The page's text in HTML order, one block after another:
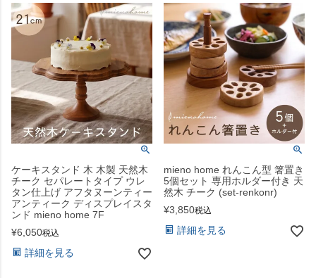
ケーキスタンド 木 木製 天然木
チーク セパレートタイプ ウレ
タン仕上げ アフタヌーンティー
アンティーク ディスプレイスタ
ンド mieno home 7F
¥6,050税込
詳細を見る
mieno home れんこん型 箸置き
5個セット 専用ホルダー付き 天
然木 チーク (set-renkonr)
¥3,850税込
詳細を見る